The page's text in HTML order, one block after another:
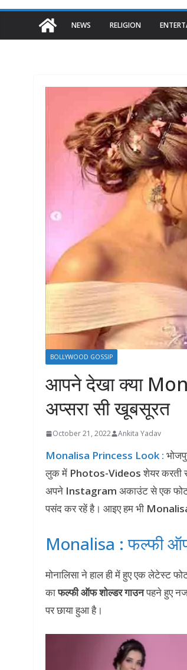
NEWS RELIGION
BOLLYWOOD GOSSIP
आपने देखा क्या
अप्सरा सी खूबसूरत
October 21, 2022 Ankita Yadav
Monalisa Princess Look :
लुक में Photos-Videosशेयर करती
अपने Instagram अकाउंट से एक
पसंद कर रहें है। आइए हम भी
Monalisa : फल्फी ऑफ
मोनालिसा ने हाल ही में हुए एक लेटेस्ट
काफल्फी ऑफ शोल्डर गाउनपहने हुए
पर छाया हुआ है।